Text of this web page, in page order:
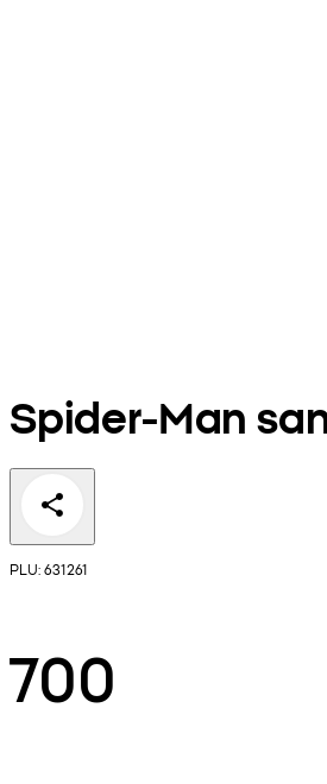
Spider-Man
PLU: 631261
700